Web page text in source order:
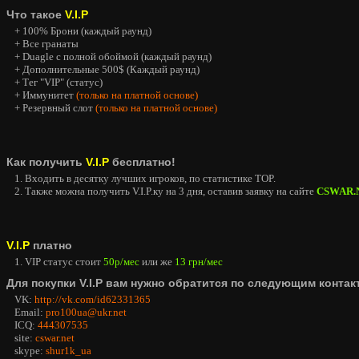
Что такое V.I.P
+ 100% Брони (каждый раунд)
+ Все гранаты
+ Duagle с полной обоймой (каждый раунд)
+ Дополнительные 500$ (Каждый раунд)
+ Тег "VIP" (статус)
+ Иммунитет (только на платной основе)
+ Резервный слот (только на платной основе)
Как получить V.I.P бесплатно!
1. Входить в десятку лучших игроков, по статистике TOP.
2. Также можна получить V.I.P.ку на 3 дня, оставив заявку на сайте
V.I.P платно
1. VIP статус стоит 50р/мес или же 13 грн/мес
Для покупки V.I.P вам нужно обратится по следующим
VK: http://vk.com/id62331365
Email: pro100ua@ukr.net
ICQ: 444307535
site: cswar.net
skype: shur1k_ua